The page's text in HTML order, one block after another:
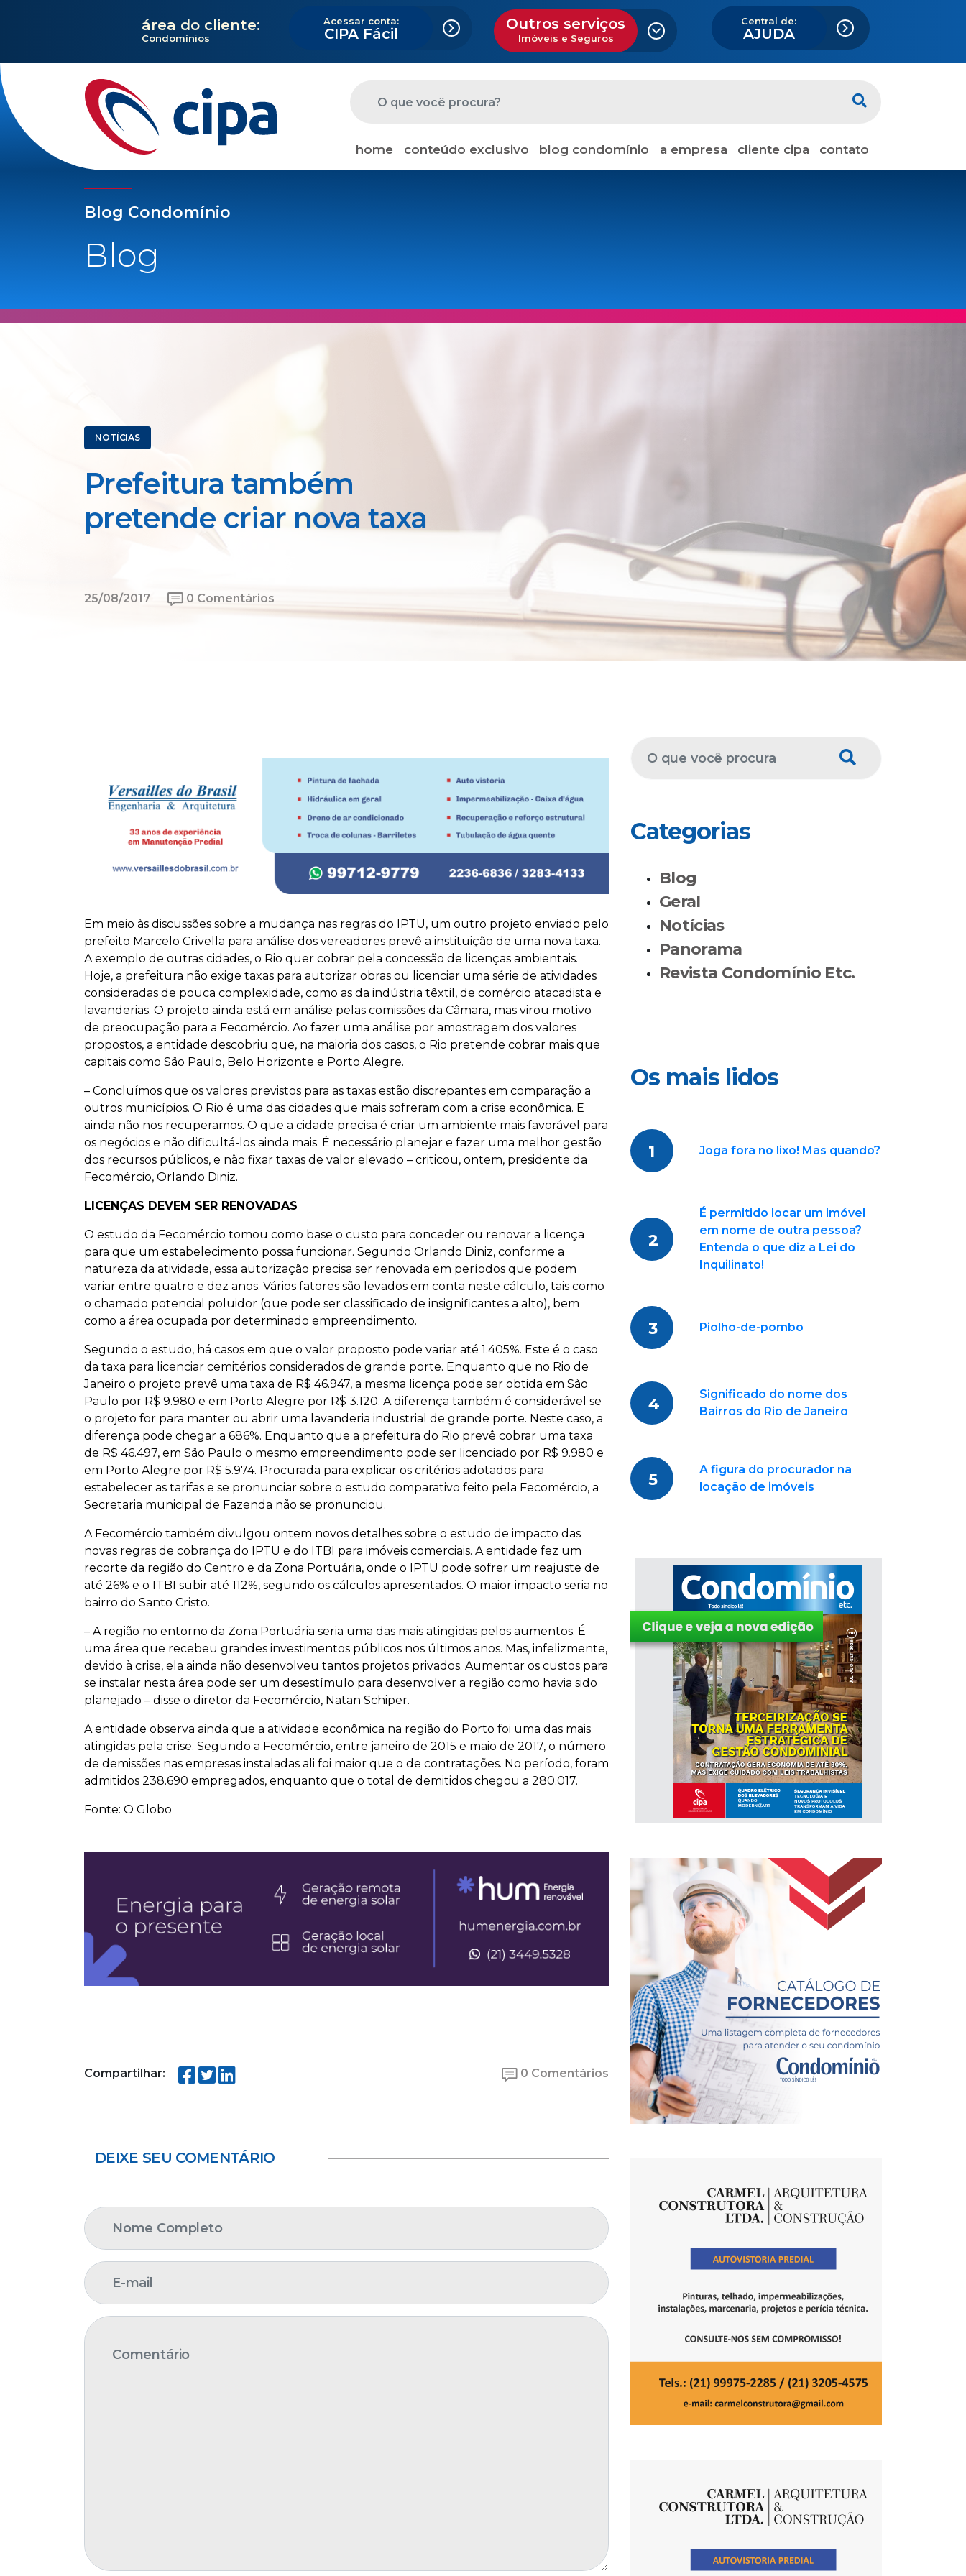
área do cliente:
Condomínios
Acessar conta:
CIPA Fácil
Outros serviços
Imóveis e Seguros
Central de:
AJUDA
home conteúdo exclusivo blog condomínio a empresa cliente cipa contato
Blog Condomínio
Blog
NOTÍCIAS
Prefeitura também
pretende criar nova taxa
25/08/2017 0 Comentários
Em meio às discussões sobre a mudança nas regras do IPTU, um outro projeto enviado pelo
prefeito Marcelo Crivella para análise dos vereadores prevê a instituição de uma nova taxa.
A exemplo de outras cidades, o Rio quer cobrar pela concessão de licenças ambientais.
Hoje, a prefeitura não exige taxas para autorizar obras ou licenciar uma série de atividades
consideradas de pouca complexidade, como as da indústria têxtil, de comércio atacadista e
lavanderias. O projeto ainda está em análise pelas comissões da Câmara, mas virou motivo
de preocupação para a Fecomércio. Ao fazer uma análise por amostragem dos valores
propostos, a entidade descobriu que, na maioria dos casos, o Rio pretende cobrar mais que
capitais como São Paulo, Belo Horizonte e Porto Alegre.
– Concluímos que os valores previstos para as taxas estão discrepantes em comparação a
outros municípios. O Rio é uma das cidades que mais sofreram com a crise econômica. E
ainda não nos recuperamos. O que a cidade precisa é criar um ambiente mais favorável para
os negócios e não dificultá-los ainda mais. É necessário planejar e fazer uma melhor gestão
dos recursos públicos, e não fixar taxas de valor elevado – criticou, ontem, presidente da
Fecomércio, Orlando Diniz.
LICENÇAS DEVEM SER RENOVADAS
O estudo da Fecomércio tomou como base o custo para conceder ou renovar a licença
para que um estabelecimento possa funcionar. Segundo Orlando Diniz, conforme a
natureza da atividade, essa autorização precisa ser renovada em períodos que podem
variar entre quatro e dez anos. Vários fatores são levados em conta neste cálculo, tais como
o chamado potencial poluidor (que pode ser classificado de insignificantes a alto), bem
como a área ocupada por determinado empreendimento.
Segundo o estudo, há casos em que o valor proposto pode variar até 1.405%. Este é o caso
da taxa para licenciar cemitérios considerados de grande porte. Enquanto que no Rio de
Janeiro o projeto prevê uma taxa de R$ 46.947, a mesma licença pode ser obtida em São
Paulo por R$ 9.980 e em Porto Alegre por R$ 3.120. A diferença também é considerável se
o projeto for para manter ou abrir uma lavanderia industrial de grande porte. Neste caso, a
diferença pode chegar a 686%. Enquanto que a prefeitura do Rio prevê cobrar uma taxa
de R$ 46.497, em São Paulo o mesmo empreendimento pode ser licenciado por R$ 9.980 e
em Porto Alegre por R$ 5.974. Procurada para explicar os critérios adotados para
estabelecer as tarifas e se pronunciar sobre o estudo comparativo feito pela Fecomércio, a
Secretaria municipal de Fazenda não se pronunciou.
A Fecomércio também divulgou ontem novos detalhes sobre o estudo de impacto das
novas regras de cobrança do IPTU e do ITBI para imóveis comerciais. A entidade fez um
recorte da região do Centro e da Zona Portuária, onde o IPTU pode sofrer um reajuste de
até 26% e o ITBI subir até 112%, segundo os cálculos apresentados. O maior impacto seria no
bairro do Santo Cristo.
– A região no entorno da Zona Portuária seria uma das mais atingidas pelos aumentos. É
uma área que recebeu grandes investimentos públicos nos últimos anos. Mas, infelizmente,
devido à crise, ela ainda não desenvolveu tantos projetos privados. Aumentar os custos para
se instalar nesta área pode ser um desestímulo para desenvolver a região como havia sido
planejado – disse o diretor da Fecomércio, Natan Schiper.
A entidade observa ainda que a atividade econômica na região do Porto foi uma das mais
atingidas pela crise. Segundo a Fecomércio, entre janeiro de 2015 e maio de 2017, o número
de demissões nas empresas instaladas ali foi maior que o de contratações. No período, foram
admitidos 238.690 empregados, enquanto que o total de demitidos chegou a 280.017.
Fonte: O Globo
Compartilhar: 0 Comentários
DEIXE SEU COMENTÁRIO
Categorias
Blog
Geral
Notícias
Panorama
Revista Condomínio Etc.
Os mais lidos
1 Joga fora no lixo! Mas quando?
2
É permitido locar um imóvel
em nome de outra pessoa?
Entenda o que diz a Lei do
Inquilinato!
3 Piolho-de-pombo
4
Significado do nome dos
Bairros do Rio de Janeiro
5
A figura do procurador na
locação de imóveis